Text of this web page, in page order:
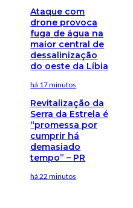
Ataque com
drone provoca
fuga de água na
maior central de
dessalinização
do oeste da Líbia
há 17 minutos
Revitalização da
Serra da Estrela é
“promessa por
cumprir há
demasiado
tempo” – PR
há 22 minutos